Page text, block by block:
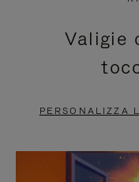
PAUSA,
PER
Valigie
PERSONALIZZA